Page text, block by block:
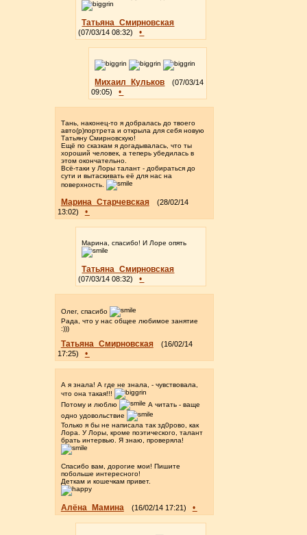
Татьяна_Смирновская
(07/03/14 08:32) •
Михаил_Кульков
(07/03/14
09:05)
•
Тань, наконец-то я добралась до твоего
авто(р)портрета и открыла для себя новую
Татьяну Смирновскую!
Ещё по сказкам я догадывалась, что ты
хороший человек, а теперь убедилась в
этом окончательно.
Всё-таки у Лоры талант - добираться до
сути и вытаскивать её для нас на
поверхность.
Марина_Старчевская
(28/02/14
13:02)
•
Марина, спасибо! И Лоре опять
Татьяна_Смирновская
(07/03/14 08:32) •
Олег, спасибо
Рада, что у нас общее любимое занятие
:)))
Татьяна_Смирновская
(16/02/14
17:25)
•
А я знала! А где не знала, - чувствовала,
что она такая!!!
Потому и люблю
А читать - ваще
одно удовольствие
Только я бы не написала так зд0рово, как
Лора. У Лоры, кроме поэтического, талант
брать интервью. Я знаю, проверяла!
Спасибо вам, дорогие мои! Пишите
побольше интересного!
Деткам и кошечкам привет.
Алёна_Мамина (16/02/14 17:21) •